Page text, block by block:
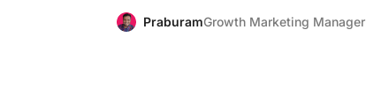
PraburamGrowth Marketing Manager